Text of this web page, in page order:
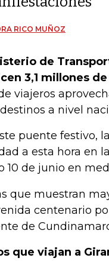
RICO MUÑOZ
de
3,1 millones
viajeros
a nivel
puente festivo,
a esta hora en
10 de junio en
que muestran
centenario
de
que viajan a